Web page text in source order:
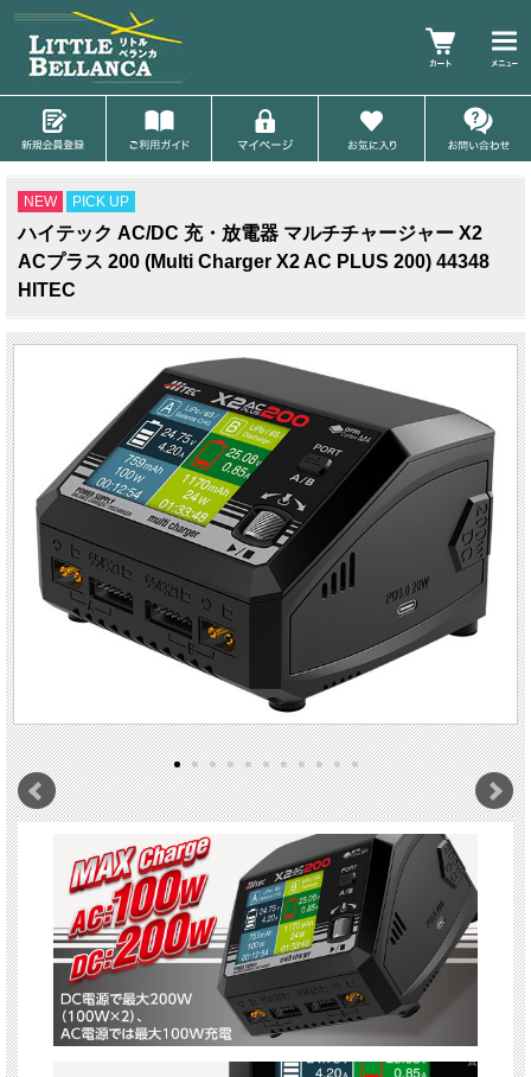
NEW PICK UP
ハイテック AC/DC 充・放電器 マルチチャージャー X2
ACプラス 200 (Multi Charger X2 AC PLUS 200) 44348
HITEC